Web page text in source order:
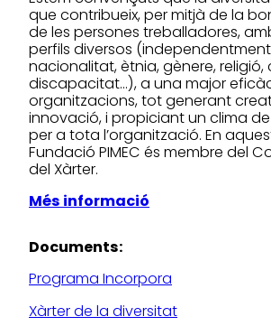
que contribueix, per mitjà de la
de les persones treballadores,
perfils diversos
nacionalitat, ètnia, gènere, religió,
discapacitat…), a una major
organitzacions, tot generant
innovació, i propiciant un clima
per a tota l’organització. En
Fundació PIMEC és membre del
del Xàrter.
Més informació
Documents:
Programa Incorpora
Xàrter de la diversitat